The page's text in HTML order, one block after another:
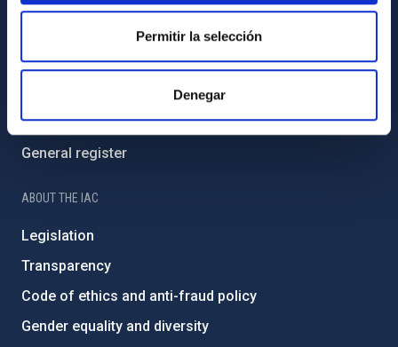
Permitir la selección
Denegar
How to get to the IAC
Library
General register
ABOUT THE IAC
Legislation
Transparency
Code of ethics and anti-fraud policy
Gender equality and diversity